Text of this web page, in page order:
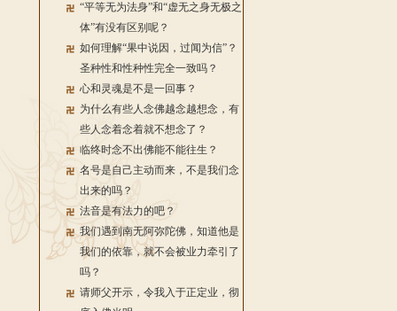
“平等无为法身”和“虚无之身无极之
体”有没有区别呢？
如何理解“果中说因，过闻为信”？
圣种性和性种性完全一致吗？
心和灵魂是不是一回事？
为什么有些人念佛越念越想念，有
些人念着念着就不想念了？
临终时念不出佛能不能往生？
名号是自己主动而来，不是我们念
出来的吗？
法音是有法力的吧？
我们遇到南无阿弥陀佛，知道他是
我们的依靠，就不会被业力牵引了
吗？
请师父开示，令我入于正定业，彻